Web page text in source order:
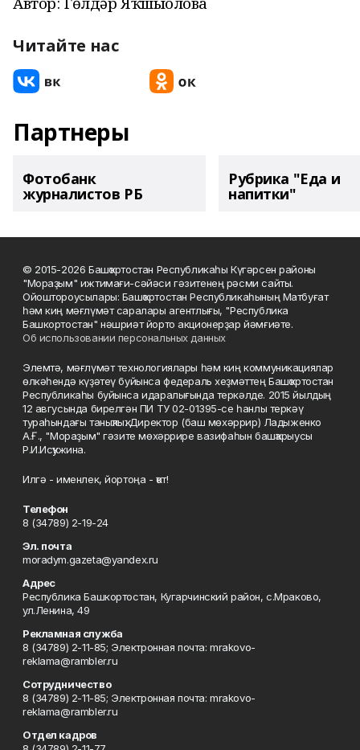
Читайте нас
Партнеры
Фотобанк
журналистов РБ
Рубрика "Еда и
напитки"
© 2015-2026 Башҡортостан Республикаһы Күгәрсен районы
"Мораҙым" ижтимағи-сәйәси гәзитенең рәсми сайты.
Ойоштороусылары: Башҡортостан Республикаһының Матбуғат
һәм киң мәғлүмәт саралары агентлығы, "Республика
Башкортостан" нәшриәт йорто акционерҙар йәмғиәте.
Об использовании персональных данных
Элемтә, мәғлүмәт технологиялары һәм киң коммуникациялар
өлкәһендә күҙәтеү буйынса федераль хеҙмәттең Башҡортостан
Республикаһы буйынса идаралығында теркәлде. 2015 йылдың
12 авгусында бирелгән ПИ ТУ 02-01395-се һанлы теркәү
тураһындағы таныҡлыҡ. Директор (баш мөхәррир) Ладыженко
А.Ғ., "Мораҙым" гәзите мөхәррире вазифаһын башҡарыусы
Р.И.Исҡужина.
Илгә - именлек, йортоңа - ҡот!
Телефон
8 (34789) 2-19-24
Эл. почта
moradym.gazeta@yandex.ru
Адрес
Республика Башкортостан, Кугарчинский район, с.Мраково,
ул.Ленина, 49
Рекламная служба
8 (34789) 2-11-85; Электронная почта: mrakovo-
reklama@rambler.ru
Сотрудничество
8 (34789) 2-11-85; Электронная почта: mrakovo-
reklama@rambler.ru
Отдел кадров